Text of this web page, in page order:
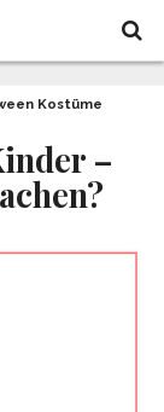
Kostüme
–